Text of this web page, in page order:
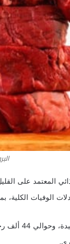
المعتمد على
الوفيات الكلية،